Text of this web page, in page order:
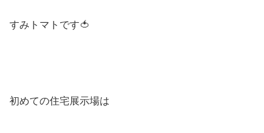
すみトマトです🍅
初めての住宅展示場は